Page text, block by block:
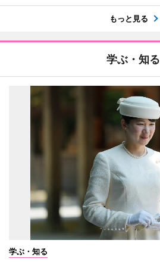
もっと見る
学ぶ・知る
学ぶ・知る